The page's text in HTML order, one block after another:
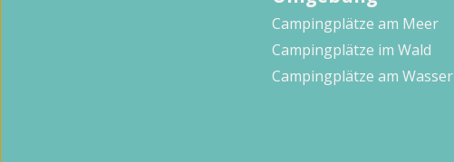
Campingplätze am Meer
Campingplätze im Wald
Campingplätze am Wasser